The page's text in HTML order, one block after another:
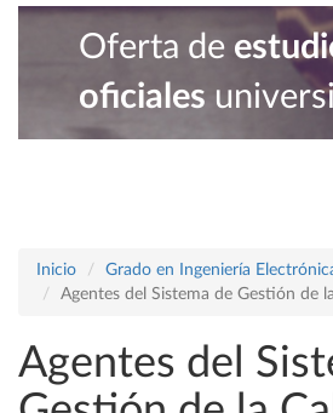
Oferta de
oficiales
Inicio
Grado en Ingeniería
Agentes del Sistema de Gestión de
Agentes del